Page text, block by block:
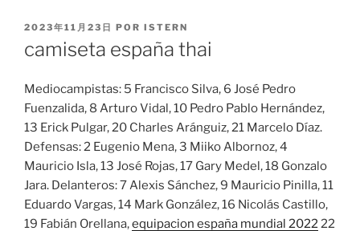
PUBLICADO
2023年11月23日 POR ISTERN
camiseta españa thai
Mediocampistas: 5 Francisco Silva, 6 José Pedro
Fuenzalida, 8 Arturo Vidal, 10 Pedro Pablo Hernández,
13 Erick Pulgar, 20 Charles Aránguiz, 21 Marcelo Díaz.
Defensas: 2 Eugenio Mena, 3 Miiko Albornoz, 4
Mauricio Isla, 13 José Rojas, 17 Gary Medel, 18 Gonzalo
Jara. Delanteros: 7 Alexis Sánchez, 9 Mauricio Pinilla, 11
Eduardo Vargas, 14 Mark González, 16 Nicolás Castillo,
19 Fabián Orellana,equipacion españa mundial 202222